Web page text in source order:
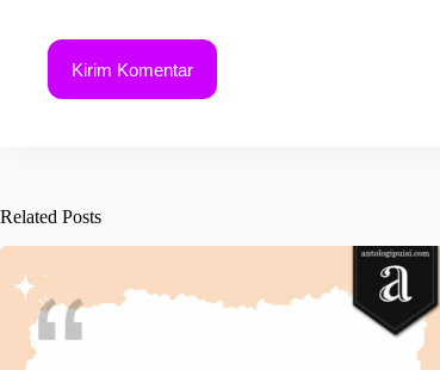
Kirim Komentar
Related Posts